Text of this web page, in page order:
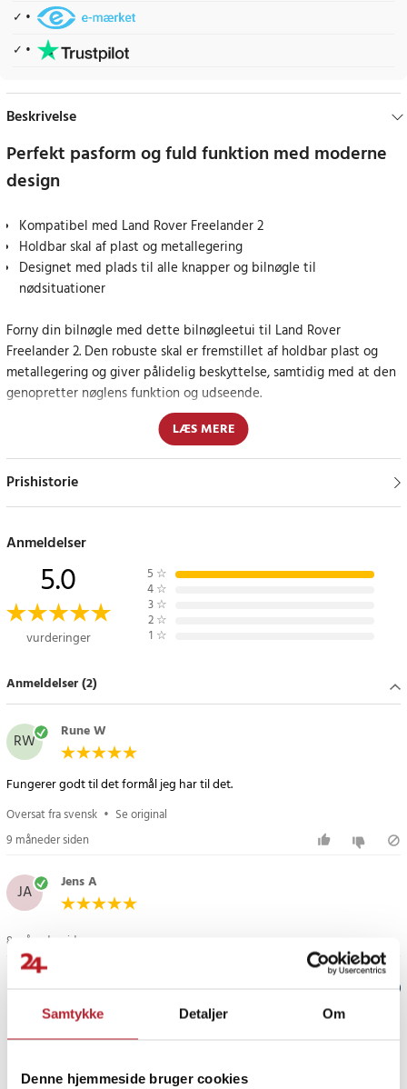
Samtykke Detaljer Om
Denne hjemmeside bruger cookies
Beskrivelse
Perfekt pasform og fuld funktion med moderne
design
Kompatibel med Land Rover Freelander 2
Holdbar skal af plast og metallegering
Designet med plads til alle knapper og bilnøgle til
nødsituationer
Forny din bilnøgle med dette bilnøgleetui til Land Rover
Freelander 2. Den robuste skal er fremstillet af holdbar plast og
metallegering og giver pålidelig beskyttelse, samtidig med at den
genopretter nøglens funktion og udseende.
Skallen er skræddersyet til modellen med 5 knapper og har plads
til både hovedenheden og nødudgangsnøglen. Med klare symboler
og præcis form passer komponenterne perfekt, hvilket gør
Praktisk udskiftningsløsning til daglig brug
Når den originale skal er slidt eller beskadiget, er dette en nem
måde at genoprette nøglens funktion på uden at udskifte hele
enheden.
- Passer til: Land Rover Freelander 2
- Materiale: Plastik og metallegering
- Antal: 1 nøgleskal
- Funktion: Beskyttelse og erstatning for fjernnøgle med 5 knapper
Article number :
LÆS MERE
Prishistorie
Anmeldelser
5.0
vurderinger
5 ☆
4 ☆
3 ☆
2 ☆
1 ☆
Anmeldelser (2)
RW Rune W
Fungerer godt til det formål jeg har til det.
Oversat fra svensk • Se original
9 måneder siden
JA Jens A
8 måneder siden